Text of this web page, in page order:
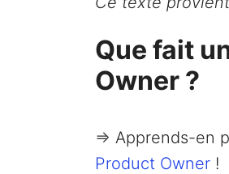
Que fait
Owner ?
=> Apprends-en
Product Owner !